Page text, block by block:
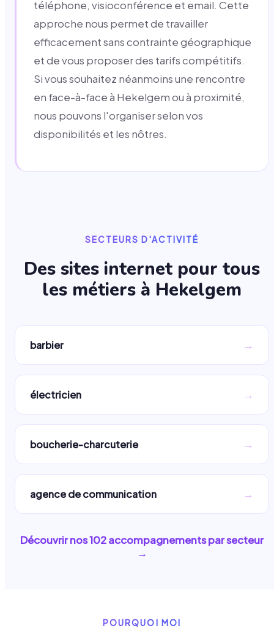
téléphone, visioconférence et email. Cette
approche nous permet de travailler
efficacement sans contrainte géographique
et de vous proposer des tarifs compétitifs.
Si vous souhaitez néanmoins une rencontre
en face-à-face à Hekelgem ou à proximité,
nous pouvons l'organiser selon vos
disponibilités et les nôtres.
SECTEURS D'ACTIVITÉ
Des sites internet pour tous
les métiers à Hekelgem
barbier →
électricien →
boucherie-charcuterie →
agence de communication →
Découvrir nos102accompagnements par secteur
→
POURQUOI MOI